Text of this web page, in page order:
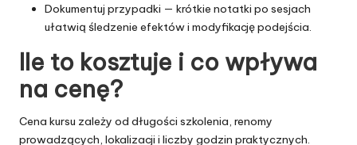
Dokumentuj przypadki — krótkie notatki po sesjach
ułatwią śledzenie efektów i modyfikację podejścia.
Ile to kosztuje i co wpływa
na cenę?
Cena kursu zależy od długości szkolenia, renomy
prowadzących, lokalizacji i liczby godzin praktycznych.